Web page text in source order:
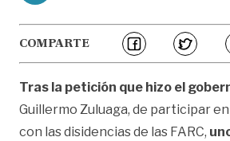
COMPARTE
Tras la petición que hizo el
Guillermo Zuluaga, de participar
con las disidencias de las FARC,